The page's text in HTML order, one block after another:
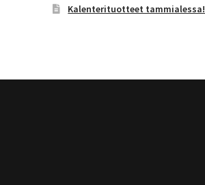
Kalenterituotteet tammialessa!